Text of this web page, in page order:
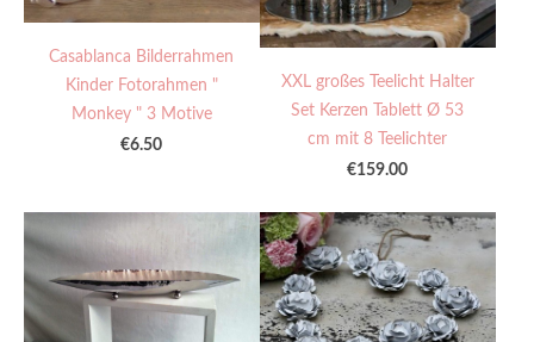
Casablanca Bilderrahmen
Kinder Fotorahmen "
Monkey " 3 Motive
€6.50
XXL großes Teelicht Halter
Set Kerzen Tablett Ø 53
cm mit 8 Teelichter
€159.00